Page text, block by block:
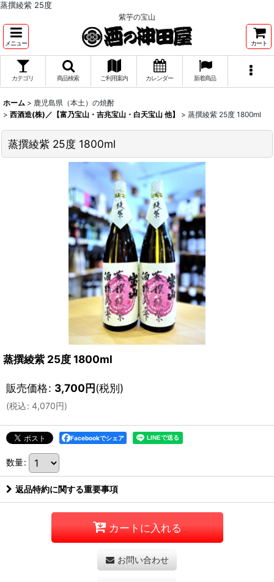
蒸撰綾紫 25度
紫芋の宝山
メニュー カート
カテゴリ 商品検索 ご利用案内 カレンダー 新着商品
ホーム > 鹿児島県（本土）の焼酎
> 西酒造(株)／【富乃宝山・吉兆宝山・白天宝山 他】 > 蒸撰綾紫 25度 1800ml
蒸撰綾紫 25度 1800ml
蒸撰綾紫 25度 1800ml
販売価格: 3,700円(税別)
(税込: 4,070円)
Facebookでシェア
数量:
返品特約に関する重要事項
カートに入れる
お問い合わせ